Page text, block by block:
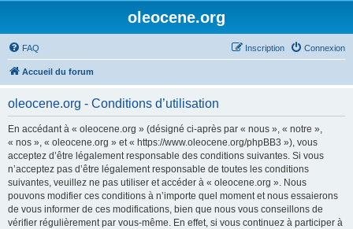
oleocene.org
FAQ Connexion
Inscription
Accueil du forum
oleocene.org - Conditions d’utilisation
En accédant à « oleocene.org » (désigné ci-après par « nous », « notre »,
« nos », « oleocene.org » et « https://www.oleocene.org/phpBB3 »), vous
acceptez d’être légalement responsable des conditions suivantes. Si vous
n’acceptez pas d’être légalement responsable de toutes les conditions
suivantes, veuillez ne pas utiliser et accéder à « oleocene.org ». Nous
pouvons modifier ces conditions à n’importe quel moment et nous essaierons
de vous informer de ces modifications, bien que nous vous conseillons de
vérifier régulièrement par vous-même. En effet, si vous continuez à participer à